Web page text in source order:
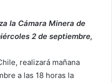
la Cámara Minera de
2 de septiembre,
realizará mañana
a las 18 horas la